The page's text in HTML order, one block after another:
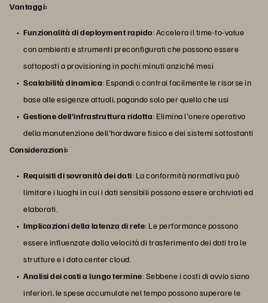
Vantaggi:
Funzionalità di deployment rapido: Accelera il time-to-value
con ambienti e strumenti preconfigurati che possono essere
sottoposti a provisioning in pochi minuti anziché mesi
Scalabilità dinamica: Espandi o contrai facilmente le risorse in
base alle esigenze attuali, pagando solo per quello che usi
Gestione dell'infrastruttura ridotta: Elimina l'onere operativo
della manutenzione dell'hardware fisico e dei sistemi sottostanti
Considerazioni:
Requisiti di sovranità dei dati: La conformità normativa può
limitare i luoghi in cui i dati sensibili possono essere archiviati ed
elaborati.
Implicazioni della latenza di rete: Le performance possono
essere influenzate dalla velocità di trasferimento dei dati tra le
strutture e i data center cloud.
Analisi dei costi a lungo termine: Sebbene i costi di avvio siano
inferiori, le spese accumulate nel tempo possono superare le